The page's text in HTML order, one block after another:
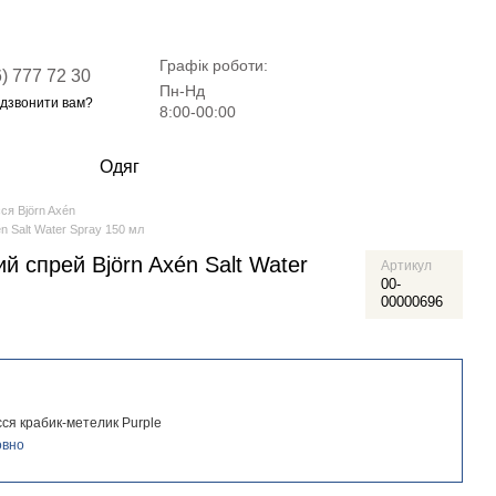
777 72 30
вам?
Графік роботи:
Пн-Нд
8:00-00:00
Одяг
Björn Axén
Salt Water Spray 150 мл
спрей Björn Axén Salt Water
Артикул
00-
00000696
крабик-метелик Purple